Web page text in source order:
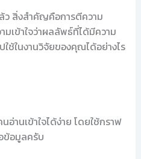
ล้ว สิ่งสำคัญคือการตีความ
เข้าใจว่าผลลัพธ์ที่ได้มีความ
ใช้ในงานวิจัยของคุณได้อย่างไร
านเข้าใจได้ง่าย โดยใช้กราฟ
ข้อมูลครับ